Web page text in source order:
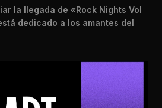
la llegada de «Rock Nights Vol
dedicado a los amantes del